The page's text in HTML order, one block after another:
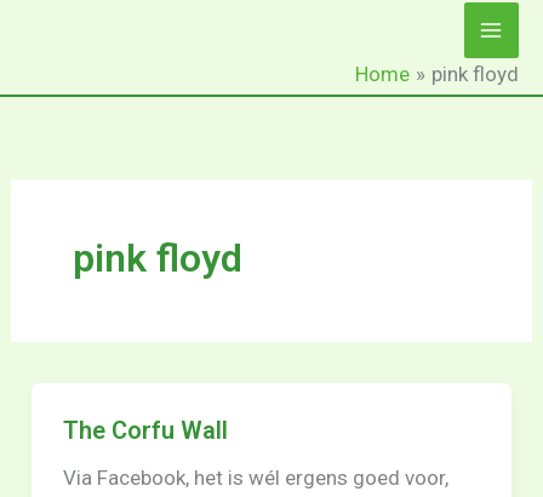
Home pink floyd
pink floyd
The Corfu Wall
Via Facebook, het is wél ergens goed voor,